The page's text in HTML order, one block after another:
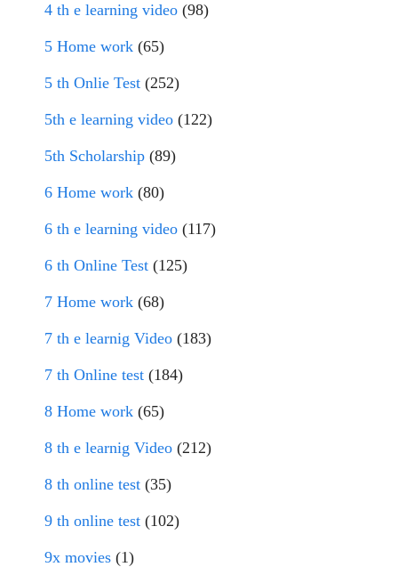
4 th e learning video (98)
5 Home work (65)
5 th Onlie Test (252)
5th e learning video (122)
5th Scholarship (89)
6 Home work (80)
6 th e learning video (117)
6 th Online Test (125)
7 Home work (68)
7 th e learnig Video (183)
7 th Online test (184)
8 Home work (65)
8 th e learnig Video (212)
8 th online test (35)
9 th online test (102)
9x movies (1)